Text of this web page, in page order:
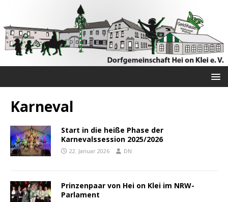
Karneval
Start in die heiße Phase der
Karnevalssession 2025/2026
22. Januar 2026 DN
Prinzenpaar von Hei on Klei im NRW-
Parlament